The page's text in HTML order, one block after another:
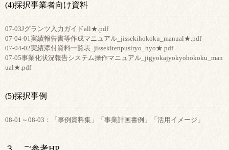
(4)採択事業者向け資料
07-03Jグランツ入力ガイドall★.pdf
07-04-01実績報告書等作成マニュアル_jissekihokoku_manual★.pdf
07-04-02実績添付資料一覧表_jissekitenpusiryo_hyo★.pdf
07-05事業化状況報告システム操作マニュアル_jigyokajyokyohokoku_man
ual★.pdf
(5)採択事例
08-01～08-03：「事例資料集」「事業計画書例」「活用イメージ」